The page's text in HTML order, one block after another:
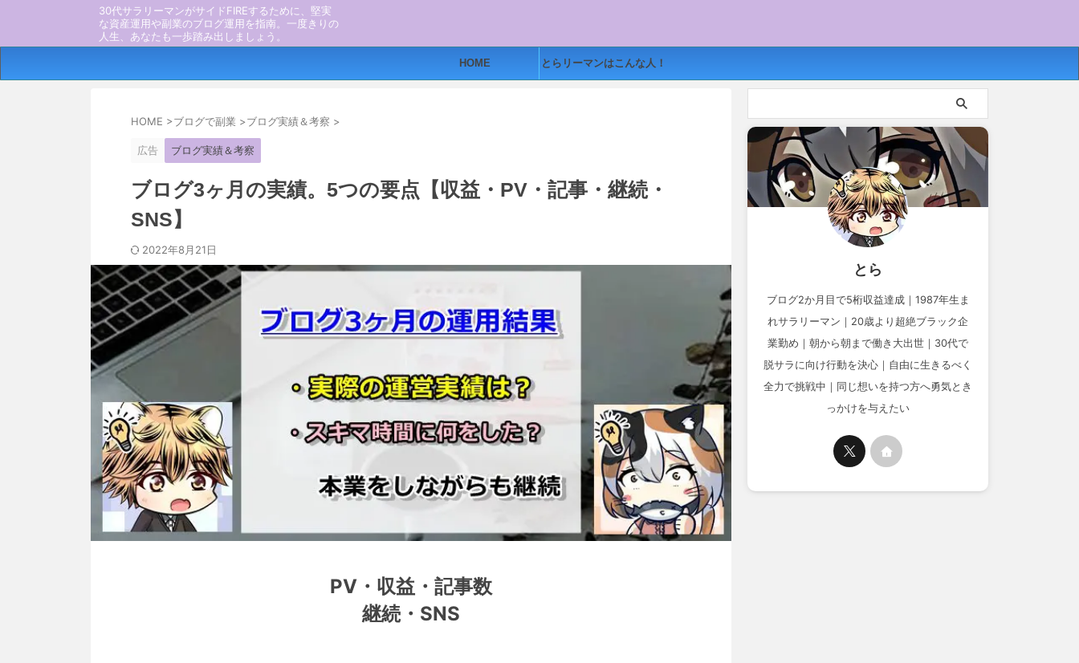
30代サラリーマンがサイドFIREするために、堅実
な資産運用や副業のブログ運用を指南。一度きりの
人生、あなたも一歩踏み出しましょう。
HOME とらリーマンはこんな人！
HOME >ブログで副業 >ブログ実績＆考察 >
広告 ブログ実績＆考察
ブログ3ヶ月の実績。5つの要点【収益・PV・記事・継続・
SNS】
2022年8月21日
PV・収益・記事数
継続・SNS
とら
ブログ2か月目で5桁収益達成｜1987年生ま
れサラリーマン｜20歳より超絶ブラック企
業勤め｜朝から朝まで働き大出世｜30代で
脱サラに向け行動を決心｜自由に生きるべく
全力で挑戦中｜同じ想いを持つ方へ勇気とき
っかけを与えたい